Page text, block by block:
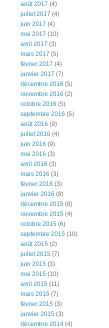
août 2017 (4)
juillet 2017 (4)
juin 2017 (4)
mai 2017 (10)
avril 2017 (3)
mars 2017 (5)
février 2017 (4)
janvier 2017 (7)
décembre 2016 (5)
novembre 2016 (2)
octobre 2016 (5)
septembre 2016 (5)
août 2016 (9)
juillet 2016 (4)
juin 2016 (9)
mai 2016 (3)
avril 2016 (3)
mars 2016 (3)
février 2016 (3)
janvier 2016 (8)
décembre 2015 (6)
novembre 2015 (4)
octobre 2015 (6)
septembre 2015 (10)
août 2015 (2)
juillet 2015 (7)
juin 2015 (3)
mai 2015 (10)
avril 2015 (11)
mars 2015 (7)
février 2015 (3)
janvier 2015 (3)
décembre 2014 (4)